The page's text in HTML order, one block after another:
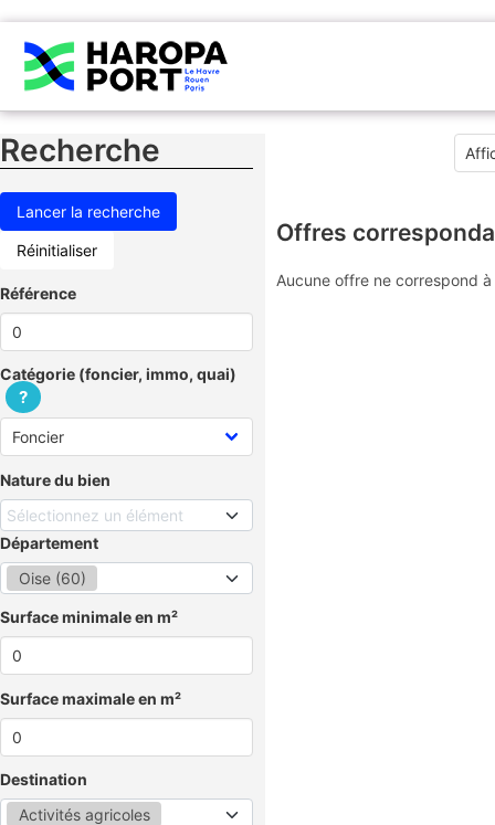
Recherche
Réinitialiser
Référence
Catégorie (foncier, immo, quai)
?
Nature du bien
Sélectionnez un élément
Département
Oise (60)
Surface minimale en m²
Surface maximale en m²
Destination
Activités agricoles
Offres
Aucune offre ne correspond